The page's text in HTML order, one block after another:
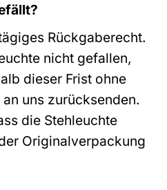
Rückgaberecht.
nicht gefallen,
dieser Frist ohne
uns zurücksenden.
die Stehleuchte
Originalverpackung